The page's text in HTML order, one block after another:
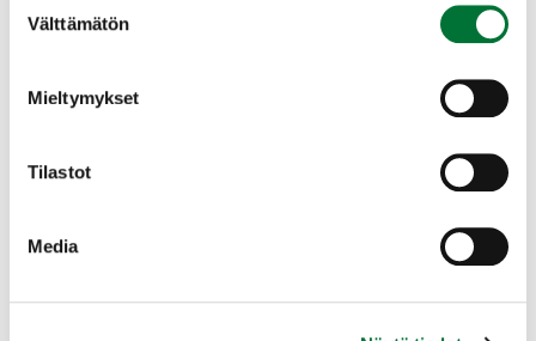
valinta
Välttämätön
Mieltymykset
Tilastot
Media
metsästäjätutkintoon Riistainfossa.
vähintään kuusi osallistujaa/ koulutus ja
Riistatalon edessä on pysäköintitilaa ja
navigaattoriin tekstin: Riistatalo Kaarina